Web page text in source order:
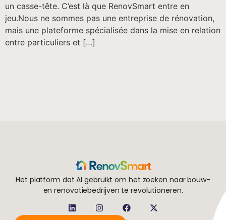
un casse-tête. C’est là que RenovSmart entre en
jeu.Nous ne sommes pas une entreprise de rénovation,
mais une plateforme spécialisée dans la mise en relation
entre particuliers et […]
Het platform dat AI gebruikt om het zoeken naar bouw-
en renovatiebedrijven te revolutioneren.